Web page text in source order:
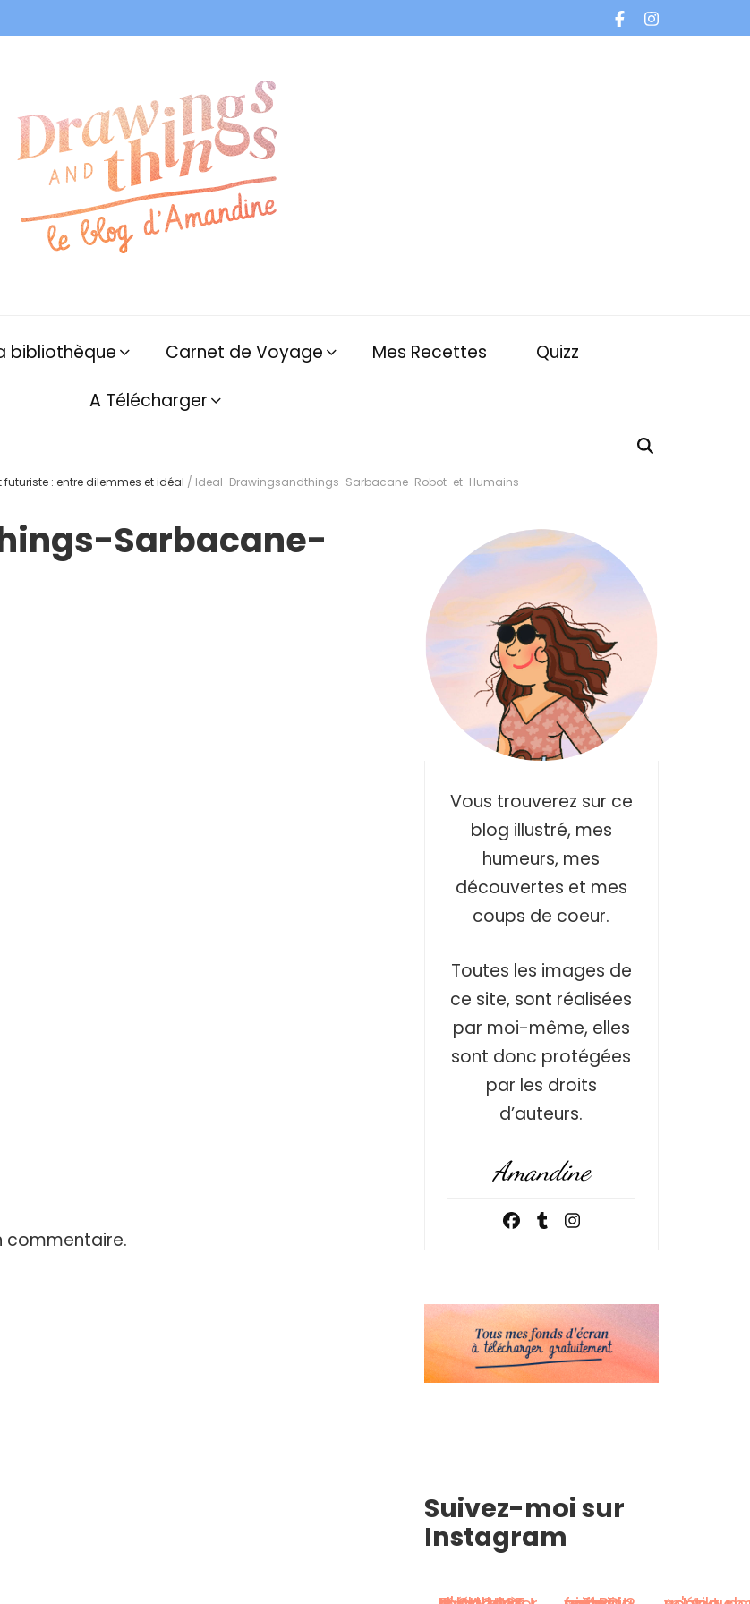
bibliothèque Carnet de Voyage Mes Recettes
Quizz
A Télécharger
futuriste : entre dilemmes et idéal / Ideal-Drawingsandthings-Sarbacane-Robot-et-Humains
Sarbacane-
commentaire.
Vous trouverez sur ce
blog illustré, mes
humeurs, mes
découvertes et mes
coups de coeur.
Toutes les images de
ce site, sont réalisées
par moi-même, elles
sont donc protégées
par les droits
d’auteurs.
Amandine
Suivez-moi sur
Instagram